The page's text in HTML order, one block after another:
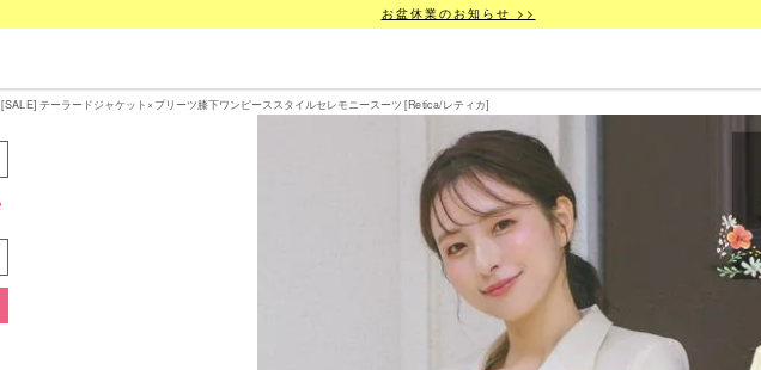
お盆休業のお知らせ >>
[SALE] テーラードジャケット×プリーツ膝下ワンピーススタイルセレモニースーツ [Retica/レティカ]